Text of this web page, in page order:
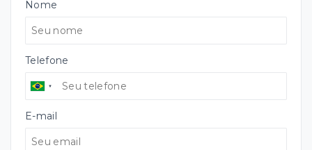
Nome
Telefone
E-mail